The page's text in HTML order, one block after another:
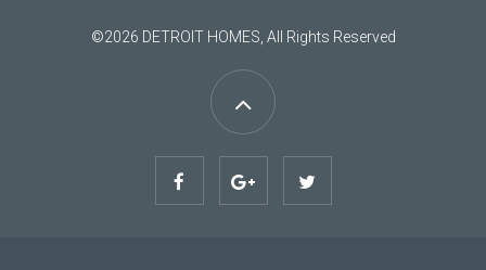
©2026 DETROIT HOMES, All Rights Reserved